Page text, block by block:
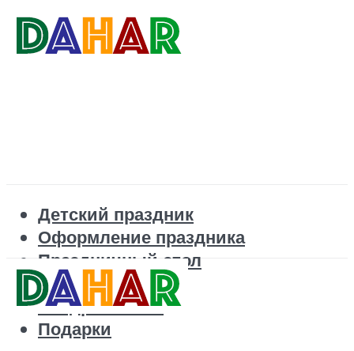
Детский праздник
Оформление праздника
Праздничный стол
Корпоратив
Поздравления
Подарки